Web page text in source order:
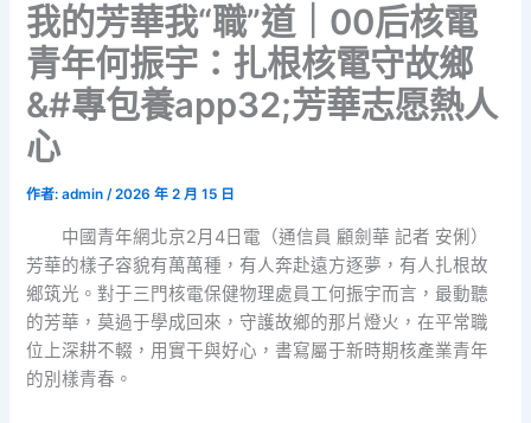
我的芳華我“職”道｜00后核電
青年何振宇：扎根核電守故鄉
&#專包養app32;芳華志愿熱人
心
作者:admin/2026 年 2 月 15 日
中國青年網北京2月4日電（通信員 顧劍華 記者 安俐）
芳華的樣子容貌有萬萬種，有人奔赴遠方逐夢，有人扎根故
鄉筑光。對于三門核電保健物理處員工何振宇而言，最動聽
的芳華，莫過于學成回來，守護故鄉的那片燈火，在平常職
位上深耕不輟，用實干與好心，書寫屬于新時期核產業青年
的別樣青春。